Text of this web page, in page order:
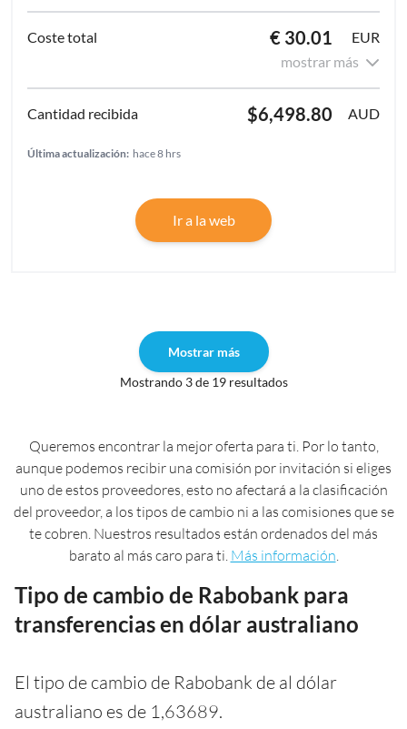
€ 30.01
EUR
mostrar más
$6,498.80 AUD
Última actualización: hace 8 hrs
Ir a la web
Mostrar más
Mostrando 3 de 19 resultados
Queremos encontrar la mejor oferta para ti. Por lo tanto,
aunque podemos recibir una comisión por invitación si eliges
uno de estos proveedores, esto no afectará a la clasificación
del proveedor, a los tipos de cambio ni a las comisiones que se
te cobren. Nuestros resultados están ordenados del más
barato al más caro para ti. Más información
Tipo de cambio de Rabobank para
transferencias en dólar australiano
El tipo de cambio de Rabobank de al dólar
australiano es de 1,63689.